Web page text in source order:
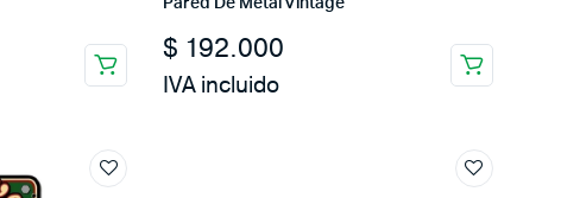
$ 192.000
IVA incluido